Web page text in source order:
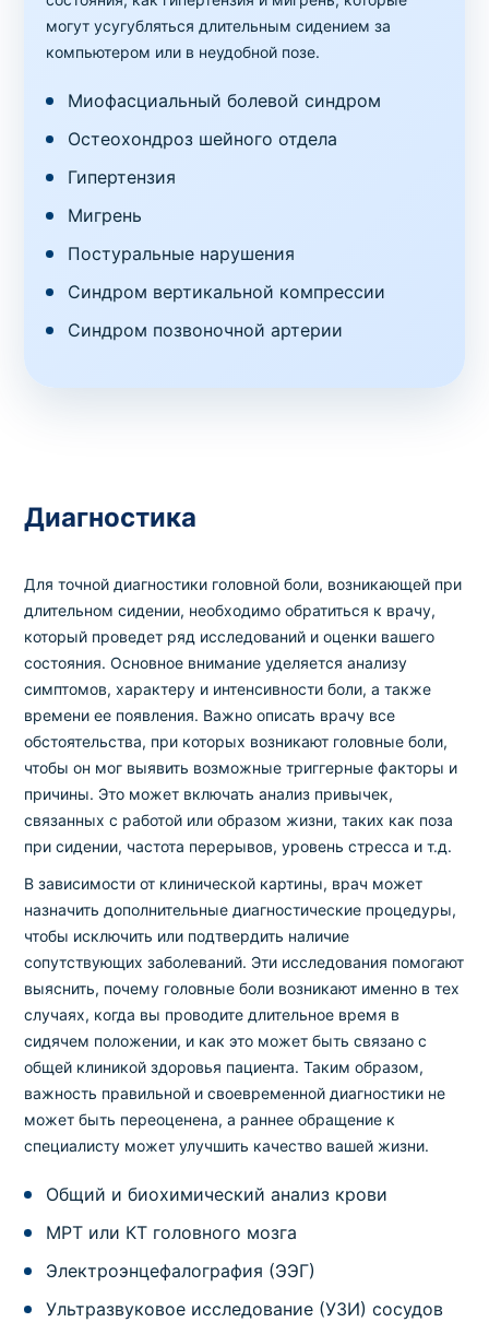
могут усугубляться длительным сидением за
компьютером или в неудобной позе.
Миофасциальный болевой синдром
Остеохондроз шейного отдела
Гипертензия
Мигрень
Постуральные нарушения
Синдром вертикальной компрессии
Синдром позвоночной артерии
Диагностика
Для точной диагностики головной боли, возникающей при
длительном сидении, необходимо обратиться к врачу,
который проведет ряд исследований и оценки вашего
состояния. Основное внимание уделяется анализу
симптомов, характеру и интенсивности боли, а также
времени ее появления. Важно описать врачу все
обстоятельства, при которых возникают головные боли,
чтобы он мог выявить возможные триггерные факторы и
причины. Это может включать анализ привычек,
связанных с работой или образом жизни, таких как поза
при сидении, частота перерывов, уровень стресса и т.д.
В зависимости от клинической картины, врач может
назначить дополнительные диагностические процедуры,
чтобы исключить или подтвердить наличие
сопутствующих заболеваний. Эти исследования помогают
выяснить, почему головные боли возникают именно в тех
случаях, когда вы проводите длительное время в
сидячем положении, и как это может быть связано с
общей клиникой здоровья пациента. Таким образом,
важность правильной и своевременной диагностики не
может быть переоценена, а раннее обращение к
специалисту может улучшить качество вашей жизни.
Общий и биохимический анализ крови
МРТ или КТ головного мозга
Электроэнцефалография (ЭЭГ)
Ультразвуковое исследование (УЗИ) сосудов